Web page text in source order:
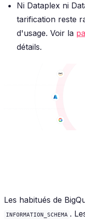
Ni Dataplex ni
tarification reste
d'usage. Voir la
détails.
Les habitués de
INFORMATION_SCHEMA .